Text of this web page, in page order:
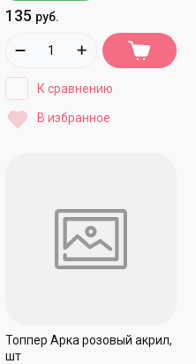
135 руб.
К сравнению
В избранное
Топпер Арка розовый акрил,
шт